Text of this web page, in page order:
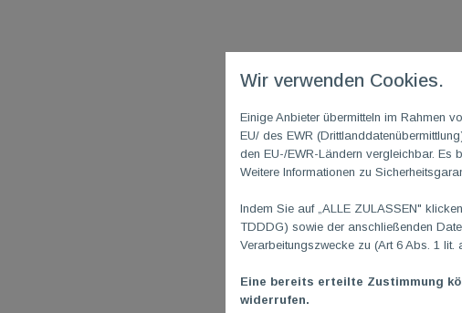
04. Mai
Hallo
Ich,
Wir verwenden Cookies.
Einige Anbieter übermitteln im Rahmen
EU/ des EWR
den EU-/EWR-Ländern vergleichbar. Es
Weitere Informationen zu
Indem Sie auf „ALLE ZULASSEN"
TDDDG) sowie der anschließenden
Verarbeitungszwecke zu (Art 6 Abs. 1 lit.
Eine bereits erteilte Zustimmung
widerrufen.